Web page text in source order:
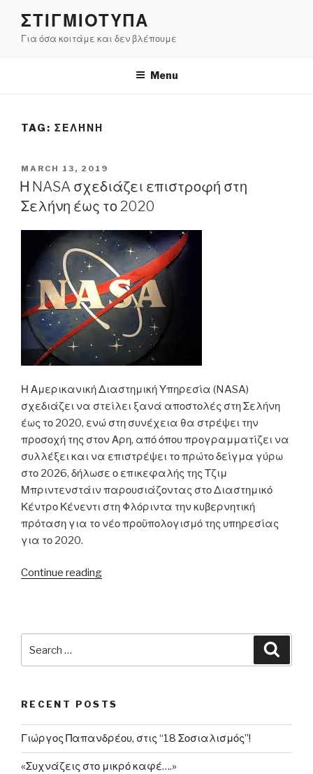
content
ΣΤΙΓΜΙΟΤΥΠΑ
Για όσα κοιτάμε και δεν βλέπουμε
Menu
TAG: ΣΕΛΉΝΗ
POSTED
ON
MARCH 13, 2019
Η NASA σχεδιάζει επιστροφή στη
Σελήνη έως το 2020
Η Αμερικανική Διαστημική Υπηρεσία (NASA)
σχεδιάζει να στείλει ξανά αποστολές στη Σελήνη
έως το 2020, ενώ στη συνέχεια θα στρέψει την
προσοχή της στον Αρη, από όπου προγραμματίζει να
συλλέξει και να επιστρέψει το πρώτο δείγμα γύρω
στο 2026, δήλωσε ο επικεφαλής της Τζιμ
Μπριντενστάιν παρουσιάζοντας στο Διαστημικό
Κέντρο Κένεντι στη Φλόριντα την κυβερνητική
πρόταση για το νέο προϋπολογισμό της υπηρεσίας
για το 2020.
Continue reading“Η
2020”
for:
RECENT POSTS
Γιώργος Παπανδρέου, στις “18 Σοσιαλισμός”!
«Συχνάζεις στο μικρό καφέ….»